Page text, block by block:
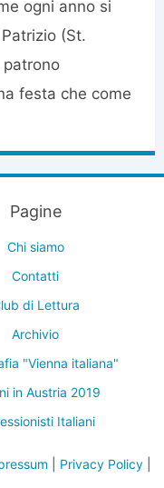
ogni anno si
(St.
patrono
festa che come
Pagine
Chi siamo
Contatti
di Lettura
Archivio
"Vienna italiana"
in Austria 2019
Italiani
Privacy Policy|